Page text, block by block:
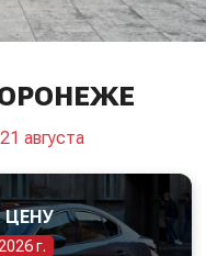
августа
ЦЕНУ
г.